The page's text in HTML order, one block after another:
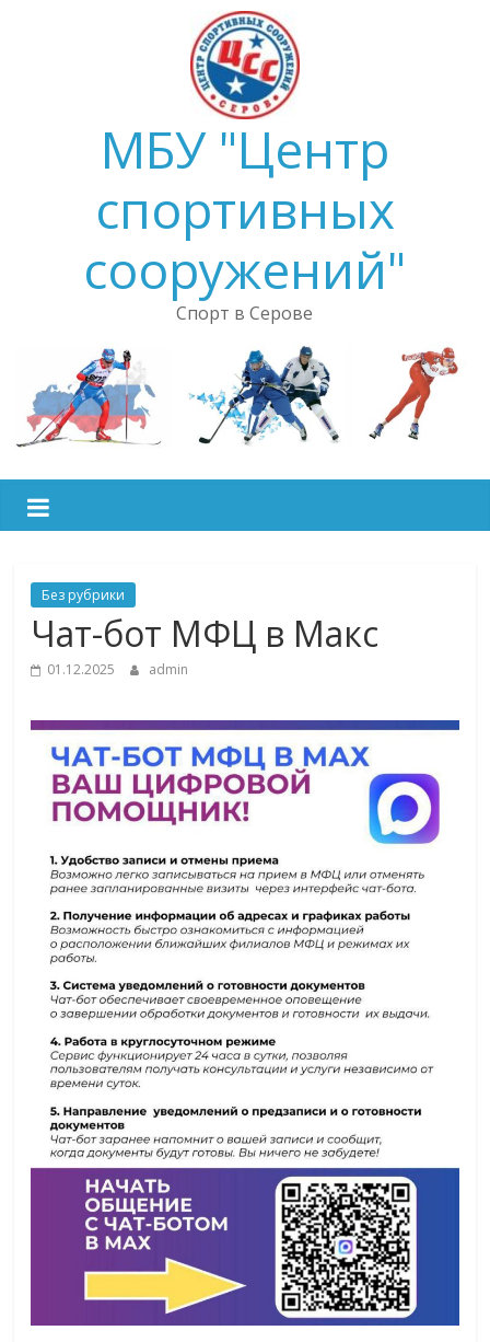
МБУ "Центр
спортивных
сооружений"
Спорт в Серове
Без рубрики
Чат-бот МФЦ в Макс
01.12.2025 admin